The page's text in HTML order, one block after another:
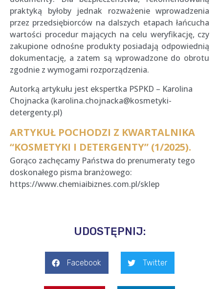
praktyką byłoby jednak rozważenie wprowadzenia
przez przedsiębiorców na dalszych etapach łańcucha
wartości procedur mających na celu weryfikację, czy
zakupione odnośne produkty posiadają odpowiednią
dokumentację, a zatem są wprowadzone do obrotu
zgodnie z wymogami rozporządzenia.
Autorką artykułu jest ekspertka PSPKD – Karolina
Chojnacka (karolina.chojnacka@kosmetyki-
detergenty.pl)
ARTYKUŁ POCHODZI Z KWARTALNIKA
“KOSMETYKI I DETERGENTY” (1/2025).
Gorąco zachęcamy Państwa do prenumeraty tego
doskonałego pisma branżowego:
https://www.chemiaibiznes.com.pl/sklep
UDOSTĘPNIJ:
Facebook Twitter